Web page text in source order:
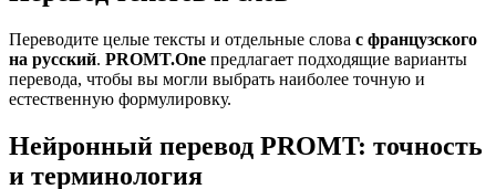
Переводите целые тексты и отдельные слова с французского
на русский. PROMT.One предлагает подходящие варианты
перевода, чтобы вы могли выбрать наиболее точную и
естественную формулировку.
Нейронный перевод PROMT: точность
и терминология